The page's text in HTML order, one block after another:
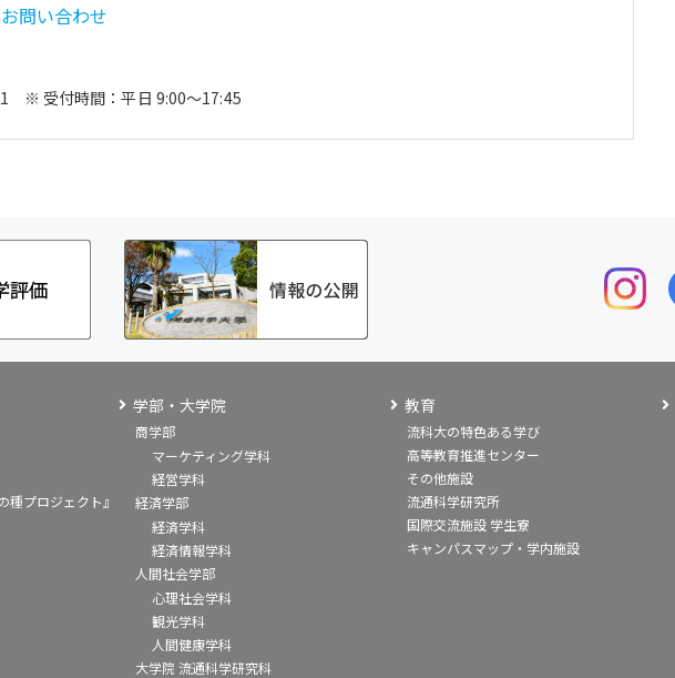
問い合わせ
※ 受付時間：平日 9:00～17:45
種プロジェクト』
学部・大学院
商学部
マーケティング学科
経営学科
経済学部
経済学科
経済情報学科
人間社会学部
心理社会学科
観光学科
人間健康学科
大学院 流通科学研究科
教育
流科大の特色ある学び
高等教育推進センター
その他施設
流通科学研究所
国際交流施設 学生寮
キャンパスマップ・学内施設